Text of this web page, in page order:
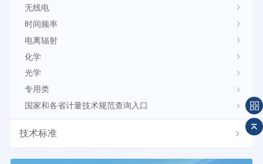
无线电
时间频率
电离辐射
化学
光学
专用类
国家和各省计量技术规范查询入口
技术标准